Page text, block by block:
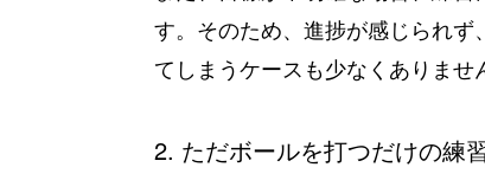
す。そのため、進捗が感じられ
てしまうケースも少なくありませ
2. ただボールを打つだけの練